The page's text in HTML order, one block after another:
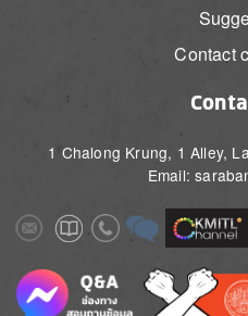
Contact
1 Chalong Krung, 1 Alley,
Email:
ImageImageImageImage Image
Image Image